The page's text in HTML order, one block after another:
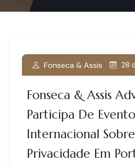
Fonseca & Assis
Participa De Evento
Internacional Sobre
Privacidade Em
Fonseca & Assis 28